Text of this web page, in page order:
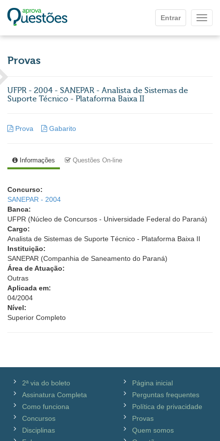
Entrar
Provas
UFPR - 2004 - SANEPAR - Analista de Sistemas de
Suporte Técnico - Plataforma Baixa II
Prova Gabarito
Informações Questões On-line
Concurso:
SANEPAR - 2004
Banca:
UFPR (Núcleo de Concursos - Universidade Federal do Paraná)
Cargo:
Analista de Sistemas de Suporte Técnico - Plataforma Baixa II
Instituição:
SANEPAR (Companhia de Saneamento do Paraná)
Área de Atuação:
Outras
Aplicada em:
04/2004
Nível:
Superior Completo
2ª via do boleto
Assinatura Completa
Como funciona
Concursos
Disciplinas
Página inicial
Perguntas frequentes
Política de privacidade
Provas
Quem somos